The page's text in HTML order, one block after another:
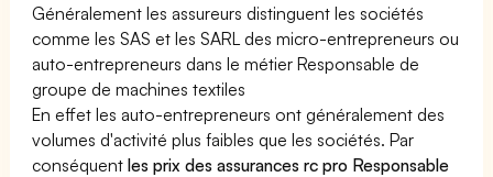
Généralement les assureurs distinguent les sociétés
comme les SAS et les SARL des micro-entrepreneurs ou
auto-entrepreneurs dans le métier Responsable de
groupe de machines textiles
En effet les auto-entrepreneurs ont généralement des
volumes d'activité plus faibles que les sociétés. Par
conséquentles prix des assurances rc pro Responsable